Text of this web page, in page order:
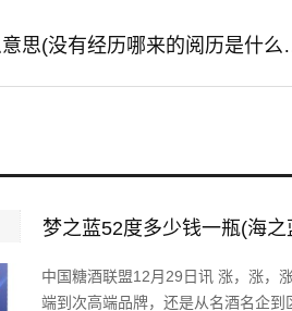
阅历是什么
梦之蓝52度多少钱一瓶(海
中国糖酒联盟12月29日讯 涨，涨，
端到次高端品牌，还是从名酒名企到